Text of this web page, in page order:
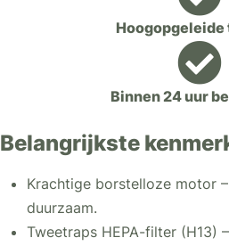
Binnen 24 uur
Belangrijkste
Krachtige borstelloze motor
duurzaam.
Tweetraps HEPA-filter (H13)